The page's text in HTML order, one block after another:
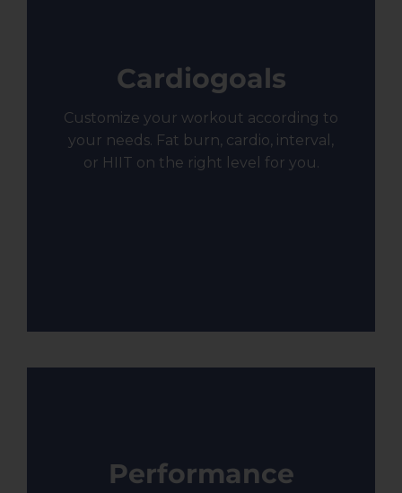
Cardiogoals
Customize your workout according to
your needs. Fat burn, cardio, interval,
or HIIT on the right level for you.
Performance